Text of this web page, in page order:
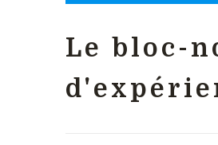
Le bloc-